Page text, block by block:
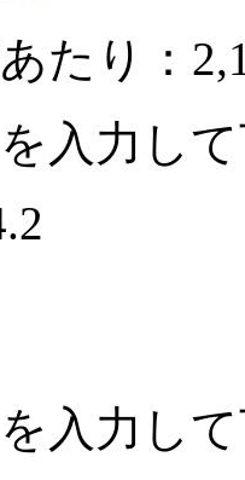
たり：
入力し
入力し